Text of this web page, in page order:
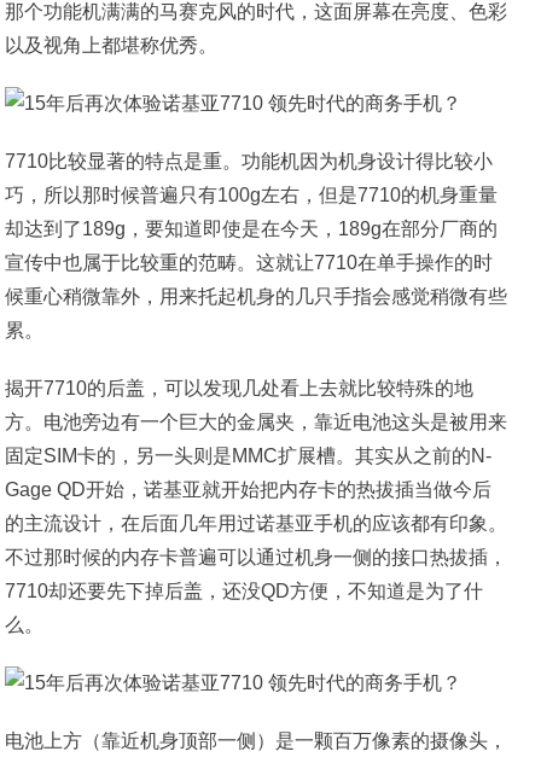
那个功能机满满的马赛克风的时代，这面屏幕在亮度、色彩
以及视角上都堪称优秀。
7710比较显著的特点是重。功能机因为机身设计得比较小
巧，所以那时候普遍只有100g左右，但是7710的机身重量
却达到了189g，要知道即使是在今天，189g在部分厂商的
宣传中也属于比较重的范畴。这就让7710在单手操作的时
候重心稍微靠外，用来托起机身的几只手指会感觉稍微有些
累。
揭开7710的后盖，可以发现几处看上去就比较特殊的地
方。电池旁边有一个巨大的金属夹，靠近电池这头是被用来
固定SIM卡的，另一头则是MMC扩展槽。其实从之前的N-
Gage QD开始，诺基亚就开始把内存卡的热拔插当做今后
的主流设计，在后面几年用过诺基亚手机的应该都有印象。
不过那时候的内存卡普遍可以通过机身一侧的接口热拔插，
7710却还要先下掉后盖，还没QD方便，不知道是为了什
么。
电池上方（靠近机身顶部一侧）是一颗百万像素的摄像头，